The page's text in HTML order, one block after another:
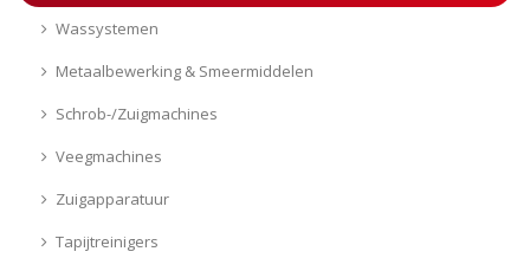
Wassystemen
Metaalbewerking & Smeermiddelen
Schrob-/Zuigmachines
Veegmachines
Zuigapparatuur
Tapijtreinigers